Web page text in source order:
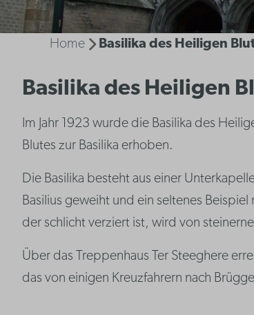
Home Basilika des Heiligen
Basilika des Heiligen
Im Jahr 1923 wurde die Basilika des
Blutes zur Basilika erhoben.
Die Basilika besteht aus einer
Basilius geweiht und ein seltenes
der schlicht verziert ist, wird von
Über das Treppenhaus Ter Steeghere
das von einigen Kreuzfahrern nach